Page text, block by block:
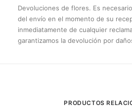
Devoluciones de flores. Es
del envío en el momento de su
inmediatamente de cualquier
garantizamos la devolución por
PRODUCTOS